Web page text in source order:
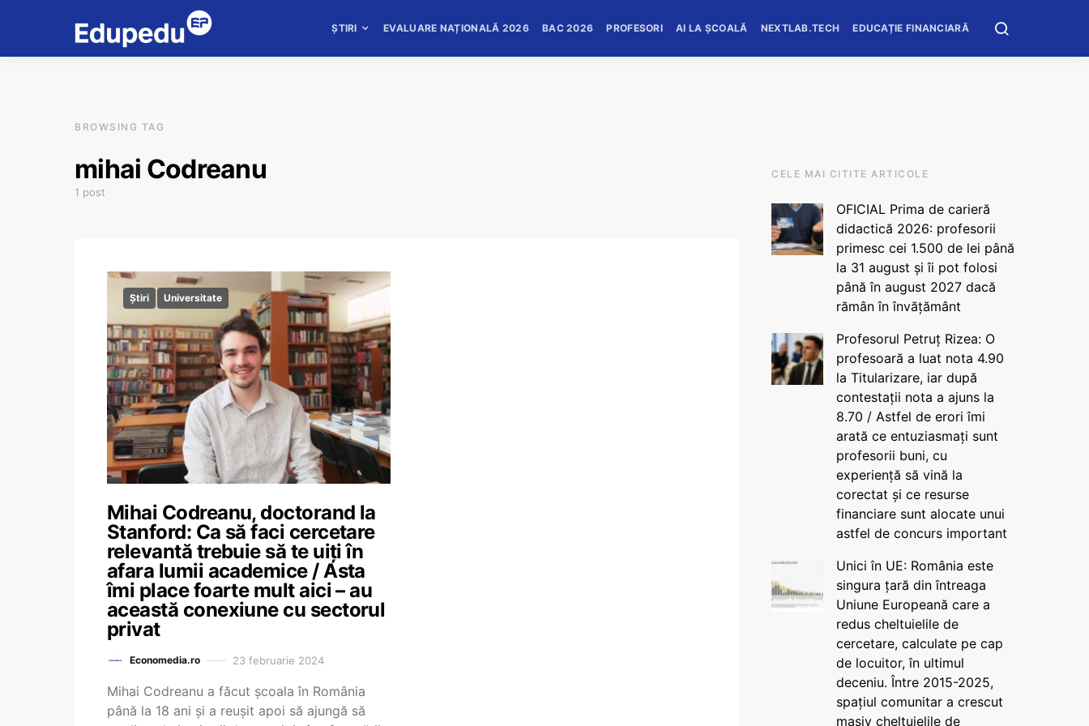
ȘTIRI EVALUARE NAȚIONALĂ 2026 BAC 2026 PROFESORI AI LA ȘCOALĂ NEXTLAB.TECH EDUCAȚIE FINANCIARĂ
BROWSING TAG
mihai Codreanu
1 post
Știri Universitate
Mihai Codreanu, doctorand la
Stanford: Ca să faci cercetare
relevantă trebuie să te uiți în
afara lumii academice / Asta
îmi place foarte mult aici – au
această conexiune cu sectorul
privat
Economedia.ro 23 februarie 2024
Mihai Codreanu a făcut școala în România
până la 18 ani și a reușit apoi să ajungă să
CELE MAI CITITE ARTICOLE
OFICIAL Prima de carieră
didactică 2026: profesorii
primesc cei 1.500 de lei până
la 31 august și îi pot folosi
până în august 2027 dacă
rămân în învățământ
Profesorul Petruț Rizea: O
profesoară a luat nota 4.90
la Titularizare, iar după
contestații nota a ajuns la
8.70 / Astfel de erori îmi
arată ce entuziasmați sunt
profesorii buni, cu
experiență să vină la
corectat și ce resurse
financiare sunt alocate unui
astfel de concurs important
Unici în UE: România este
singura țară din întreaga
Uniune Europeană care a
redus cheltuielile de
cercetare, calculate pe cap
de locuitor, în ultimul
deceniu. Între 2015-2025,
spațiul comunitar a crescut
masiv cheltuielile de